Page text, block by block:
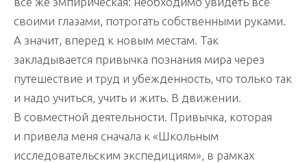
своими глазами, потрогать собственными руками.
А значит, вперед к новым местам. Так
закладывается привычка познания мира через
путешествие и труд и убежденность, что только так
и надо учиться, учить и жить. В движении.
В совместной деятельности. Привычка, которая
и привела меня сначала к «Школьным
исследовательским экспедициям», в рамках